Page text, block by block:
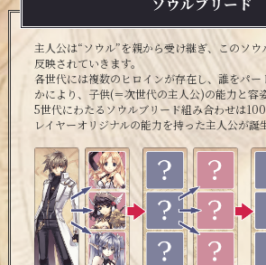
主人公は“ソウル”を親から受け継ぎ、このソ
反映されていきます。
各世代には複数のヒロインが存在し、誰をパー
かにより、子供(＝次世代の主人公)の能力と容
5世代にわたるソウルブリード組み合わせは
レイヤーオリジナルの能力を持った主人公が誕